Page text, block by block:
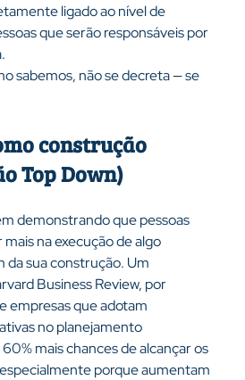
ligado ao nível de
que serão responsáveis por
sabemos, não se decreta — se
construção
Top Down)
demonstrando que pessoas
na execução de algo
da sua construção. Um
Business Review, por
empresas que adotam
no planejamento
mais chances de alcançar os
porque aumentam